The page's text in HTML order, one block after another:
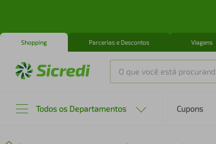
Shopping Parcerias e Descontos Viagens
O que você está procurando?
Todos os Departamentos Cupons